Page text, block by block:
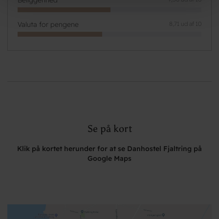
Valuta for pengene 8,71 ud af 10
Se på kort
Klik på kortet herunder for at se Danhostel Fjaltring på
Google Maps